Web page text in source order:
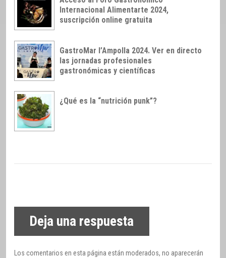
Internacional Alimentarte 2024,
suscripción online gratuita
GastroMar l’Ampolla 2024. Ver en directo
las jornadas profesionales
gastronómicas y científicas
¿Qué es la “nutrición punk”?
Deja una respuesta
Los comentarios en esta página están moderados, no aparecerán